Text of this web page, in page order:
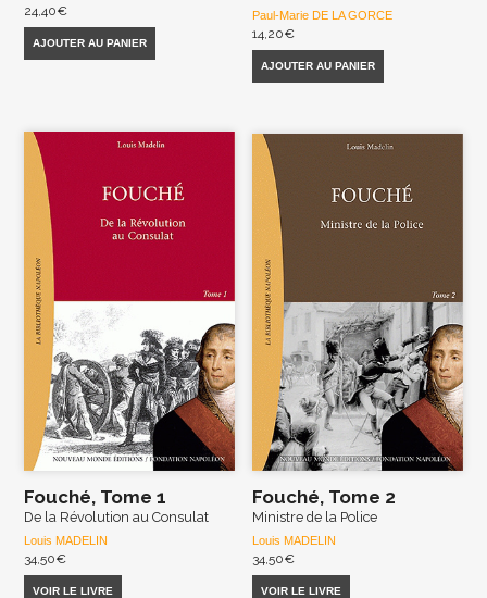
24,40€
AJOUTER AU PANIER
Paul-Marie DE LA GORCE
14,20€
AJOUTER AU PANIER
Fouché, Tome 1
De la Révolution au Consulat
Louis MADELIN
34,50€
VOIR LE LIVRE
Fouché, Tome 2
Ministre de la Police
Louis MADELIN
34,50€
VOIR LE LIVRE